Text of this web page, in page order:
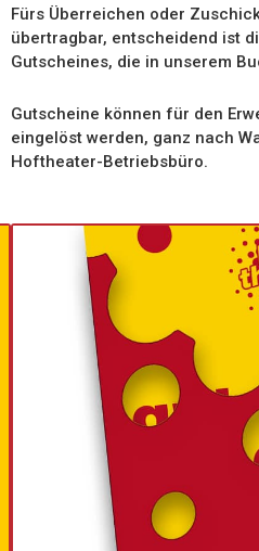
Fürs Überreichen oder
übertragbar, entscheidend ist
Gutscheines, die in unserem
Gutscheine können für den
eingelöst werden, ganz nach
Hoftheater-Betriebsbüro.